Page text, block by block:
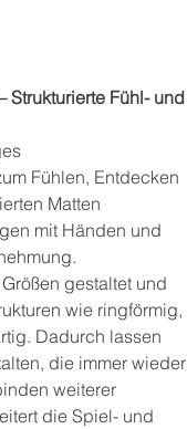
Strukturierte Fühl- und
Fühlen, Entdecken
Matten
mit Händen und
gestaltet und
wie ringförmig,
Dadurch lassen
die immer wieder
weiterer
die Spiel- und